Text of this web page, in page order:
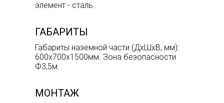
элемент - сталь.
ГАБАРИТЫ
Габариты наземной части (ДхШхВ, мм):
600х700х1500мм. Зона безопасности
Ф3,5м.
МОНТАЖ